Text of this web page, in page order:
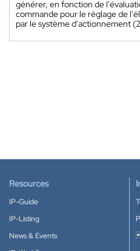
générer, en fonction de
commande pour le réglage de
par le système d'actionnement
Resources
IP-Guide
IP-Listing
News & Events